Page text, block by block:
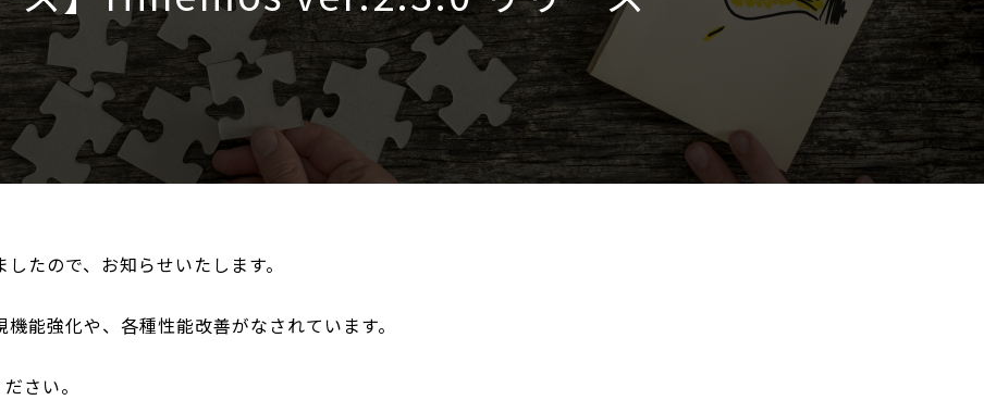
お問い合わせ
お問い合わせ
シュボード テーブルカスタマイズサービス
導入支援サービス
サービス
お問い合わせ
料（PDF）
お問い合わせ
お問い合わせ
お問い合わせ
お問い合わせ
たので、お知らせいたします。
強化や、各種性能改善がなされています。
さい。